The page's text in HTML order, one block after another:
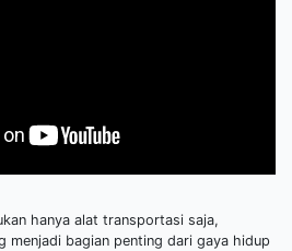
hanya alat transportasi saja,
menjadi bagian penting dari gaya hidup